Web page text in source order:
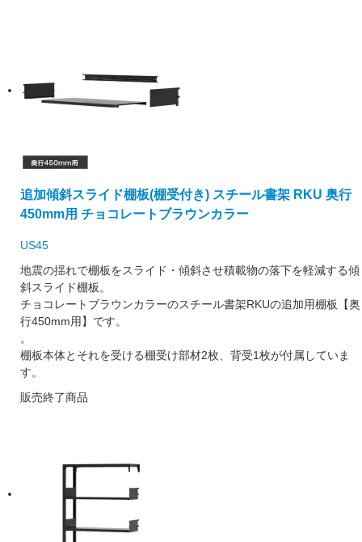
追加傾斜スライド棚板(棚受付き) スチール書架 RKU 奥行
450mm用 チョコレートブラウンカラー
US45
地震の揺れで棚板をスライド・傾斜させ積載物の落下を軽減する傾
斜スライド棚板。
チョコレートブラウンカラーのスチール書架RKUの追加用棚板【奥
行450mm用】です。
。
棚板本体とそれを受ける棚受け部材2枚、背受1枚が付属していま
す。
販売終了商品